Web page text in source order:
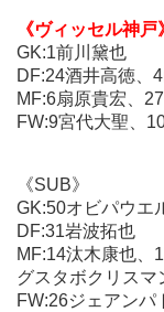
《SUB》
GK:50オビパウエル
DF:31岩波拓也
MF:14汰木康也、
FW:26ジェアンパト
▼審判
主審:池内明彦
副審:西橋勲、堀越
《ヴィッセル神戸
GK:1前川黛也
DF:24酒井高徳、
MF:6扇原貴宏、
FW:9宮代大聖、
《SUB》
GK:50オビパウエ
DF:31岩波拓也
MF:14汰木康也、
グスタボクリスマ
FW:26ジェアンパ